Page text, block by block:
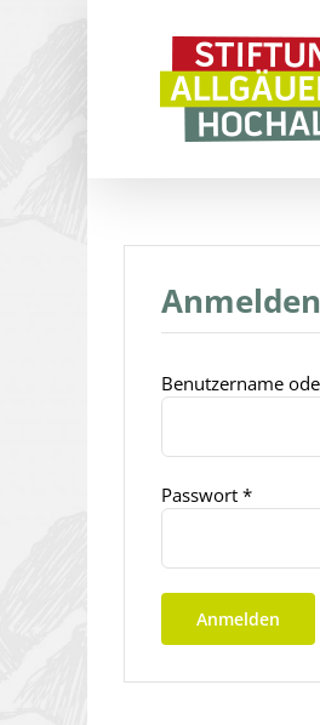
Anmelden
Benutzername
Passwort *
Anmelden